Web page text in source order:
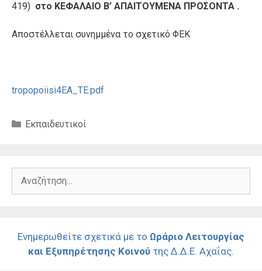
419) στο ΚΕΦΑΛΑΙΟ Β’ ΑΠΑΙΤΟΥΜΕΝΑ ΠΡΟΣΟΝΤΑ .
Αποστέλλεται συνημμένα το σχετικό ΦΕΚ
tropopoiisi4EA_TE.pdf
Κατηγορίες
Εκπαιδευτικοί
Αναζήτηση
Ενημερωθείτε σχετικά με το Ωράριο Λειτουργίας
και Εξυπηρέτησης Κοινού της Δ.Δ.Ε. Αχαΐας.